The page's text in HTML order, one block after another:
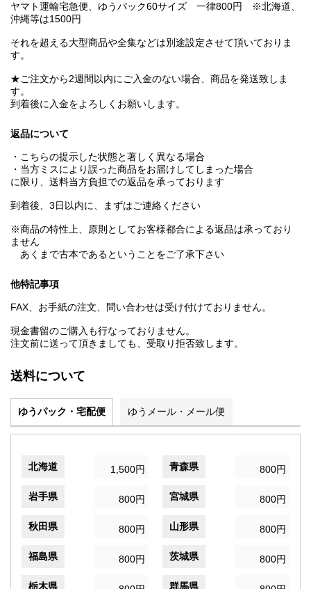
ヤマト運輸宅急便、ゆうパック60サイズ 一律800円 ※北海道、
沖縄等は1500円
それを超える大型商品や全集などは別途設定させて頂いておりま
す。
★ご注文から2週間以内にご入金のない場合、商品を発送致しま
す。
到着後に入金をよろしくお願いします。
返品について
・こちらの提示した状態と著しく異なる場合
・当方ミスにより誤った商品をお届けしてしまった場合
に限り、送料当方負担での返品を承っております
到着後、3日以内に、まずはご連絡ください
※商品の特性上、原則としてお客様都合による返品は承っており
ません
あくまで古本であるということをご了承下さい
他特記事項
FAX、お手紙の注文、問い合わせは受け付けておりません。
現金書留のご購入も行なっておりません。
注文前に送って頂きましても、受取り拒否致します。
送料について
ゆうパック・宅配便 ゆうメール・メール便
北海道 1,500円 青森県 800円
岩手県 800円 宮城県 800円
秋田県 800円 山形県 800円
福島県 800円 茨城県 800円
栃木県 群馬県